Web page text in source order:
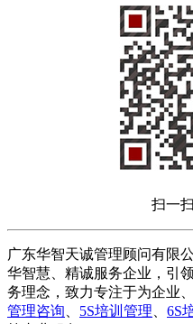
扫一
广东华智天诚管理顾问有限
华智慧、精诚服务企业，引
务理念，致力专注于为企业
管理咨询
5S培训管理 6S